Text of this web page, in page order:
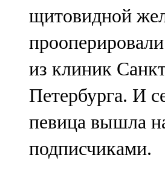
107,8 FM
Теләче
106,1 FM
Түбән Кама
102,6 FM
Чирмешән
щитовидной
из клиник
Петербурга. И
певица вышла
подписчиками.